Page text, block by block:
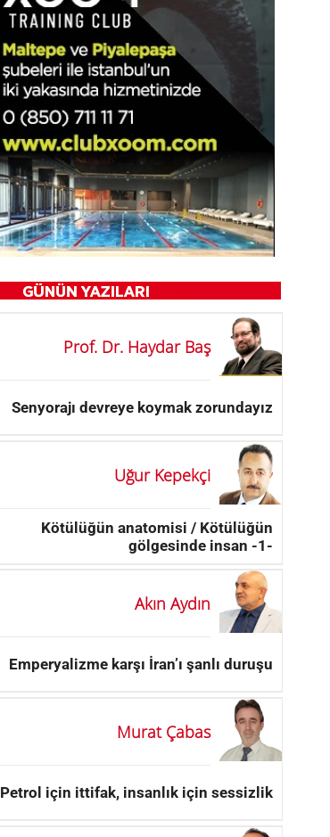
Prof. Dr. Haydar Baş
Senyorajı devreye koymak zorundayız
Uğur Kepekçi
Kötülüğün anatomisi / Kötülüğün
gölgesinde insan -1-
Akın Aydın
Emperyalizme karşı İran’ı şanlı duruşu
Murat Çabas
Petrol için ittifak, insanlık için sessizlik